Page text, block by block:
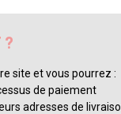
?
site et vous pourrez :
de paiement
adresses de